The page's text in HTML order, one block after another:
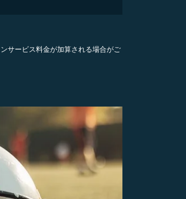
サービス料金が加算される場合がご